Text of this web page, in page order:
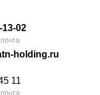
13-02
holding.ru
11